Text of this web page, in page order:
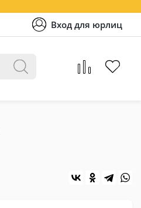
Вход для юрлиц